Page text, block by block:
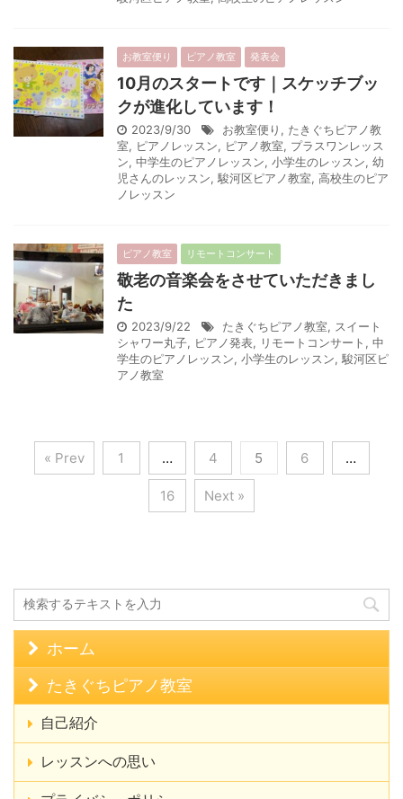
お教室便り ピアノ教室 発表会
10月のスタートです｜スケッチブッ
クが進化しています！
2023/9/30 お教室便り , たきぐちピアノ教
室, ピアノレッスン, ピアノ教室, プラスワンレッス
ン, 中学生のピアノレッスン, 小学生のレッスン, 幼
児さんのレッスン, 駿河区ピアノ教室, 高校生のピア
ノレッスン
ピアノ教室 リモートコンサート
敬老の音楽会をさせていただきまし
た
2023/9/22 たきぐちピアノ教室, スイート
シャワー丸子, ピアノ発表, リモートコンサート , 中
学生のピアノレッスン, 小学生のレッスン, 駿河区ピ
アノ教室
« Prev 1 … 4 5 6 …
16 Next »
ホーム
たきぐちピアノ教室
自己紹介
レッスンへの思い